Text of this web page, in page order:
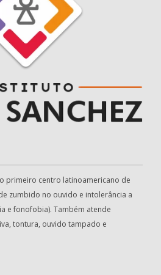
primeiro centro latinoamericano de
zumbido no ouvido e intolerância a
e fonofobia). Também atende
tontura, ouvido tampado e